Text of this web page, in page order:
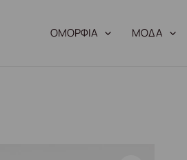
ΟΜΟΡΦΙΑ ΜΟΔΑ